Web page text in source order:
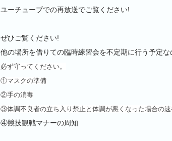
ユーチューブでの再放送でご覧ください!
ぜひご覧ください!
他の場所を借りての臨時練習会を不定期に行う予定
必ず守ってください。
①マスクの準備
②手の消毒
③体調不良者の立ち入り禁止と体調が悪くなった場合の速
④競技観戦マナーの周知